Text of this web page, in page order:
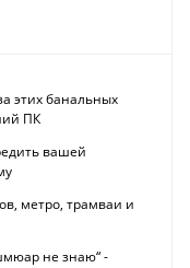
этих банальных
ПК
вашей
метро, трамваи и
не знаю“ -